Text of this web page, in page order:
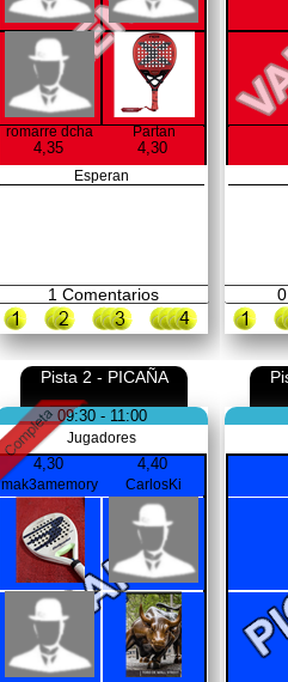
romarre dcha
4,35
Partan
4,30
Esperan
1 Comentarios 0
Pista 2 - PICAÑA
09:30 - 11:00
Jugadores
4,30
mak3amemory
4,40
CarlosKi